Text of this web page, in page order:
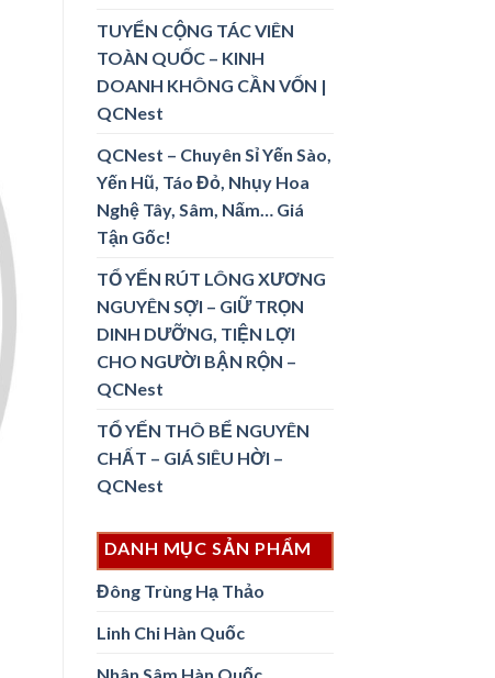
TUYỂN CỘNG TÁC VIÊN
TOÀN QUỐC – KINH
DOANH KHÔNG CẦN VỐN |
QCNest
QCNest – Chuyên Sỉ Yến Sào,
Yến Hũ, Táo Đỏ, Nhụy Hoa
Nghệ Tây, Sâm, Nấm… Giá
Tận Gốc!
TỔ YẾN RÚT LÔNG XƯƠNG
NGUYÊN SỢI – GIỮ TRỌN
DINH DƯỠNG, TIỆN LỢI
CHO NGƯỜI BẬN RỘN –
QCNest
TỔ YẾN THÔ BỂ NGUYÊN
CHẤT – GIÁ SIÊU HỜI –
QCNest
DANH MỤC SẢN PHẨM
Đông Trùng Hạ Thảo
Linh Chi Hàn Quốc